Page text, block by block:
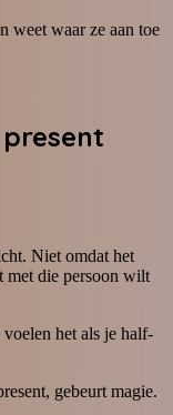
weet waar ze aan toe
Niet omdat het
met die persoon wilt
het als je half-
gebeurt magie.